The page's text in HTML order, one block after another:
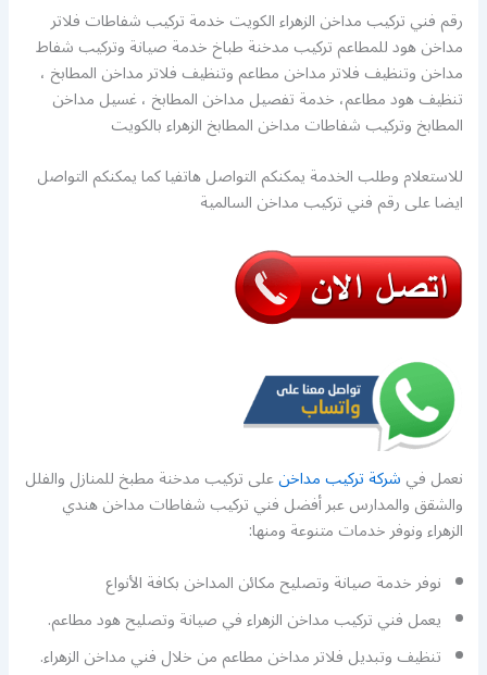
رقم فني تركيب مداخن الزهراء الكويت خدمة تركيب شفاطات فلاتر
مداخن هود للمطاعم تركيب مدخنة طباخ خدمة صيانة وتركيب شفاط
مداخن وتنظيف فلاتر مداخن مطاعم وتنظيف فلاتر مداخن المطابخ ،
تنظيف هود مطاعم، خدمة تفصيل مداخن المطابخ ، غسيل مداخن
المطابخ وتركيب شفاطات مداخن المطابخ الزهراء بالكويت
للاستعلام وطلب الخدمة يمكنكم التواصل هاتفيا كما يمكنكم التواصل
ايضا على رقم فني تركيب مداخن السالمية
نعمل فيشركة تركيب مداخنعلى تركيب مدخنة مطبخ للمنازل والفلل
والشقق والمدارس عبر أفضل فني تركيب شفاطات مداخن هندي
الزهراء ونوفر خدمات متنوعة ومنها:
نوفر خدمة صيانة وتصليح مكائن المداخن بكافة الأنواع
يعمل فني تركيب مداخن الزهراء في صيانة وتصليح هود مطاعم.
تنظيف وتبديل فلاتر مداخن مطاعم من خلال فني مداخن الزهراء.